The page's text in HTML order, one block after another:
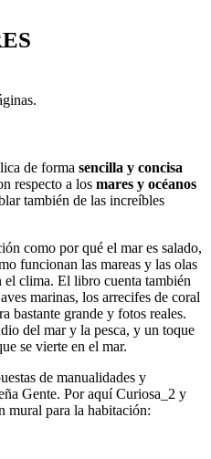
de forma sencilla y concisa
respecto a los mares y océanos
también de las increíbles
como por qué el mar es salado,
funcionan las mareas y las olas
el clima. El libro cuenta también
marinas, los arrecifes de coral
bastante grande y fotos reales.
del mar y la pesca, y un toque
se vierte en el mar.
de manualidades y
Gente. Por aquí Curiosa_2 y
mural para la habitación: